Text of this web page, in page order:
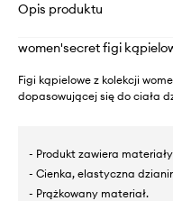
Opis produktu
women'secret figi
Figi kąpielowe z kolekcji
dopasowującej się do ciała
- Produkt zawiera
- Cienka, elastyczna
- Prążkowany materiał.